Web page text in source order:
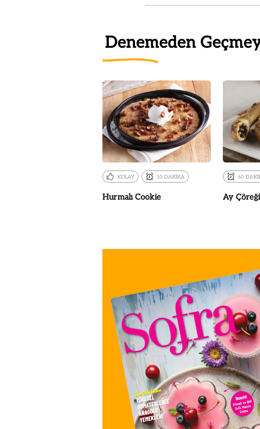
Denemeden
KOLAY 10 DAKİKA
Hurmalı Cookie
60
Ay